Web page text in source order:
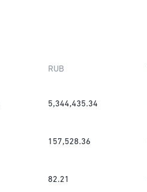
RUB
5,344,435.34
157,528.36
82.21